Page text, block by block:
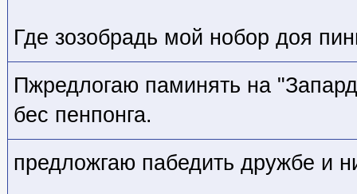
Где зозобрадь мой нобор доя
Пжредлогаю паминять на
бес пенпонга.
предложгаю пабедить дружбе и